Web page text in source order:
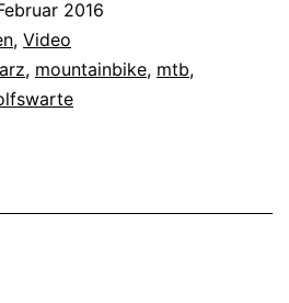
2016
, Video
, mountainbike, mtb,